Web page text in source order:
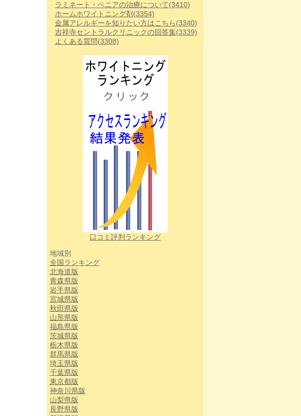
ラミネート・ベニアの治療について(3410)
ホームホワイトニング剤 (3354)
金属アレルギーを知りたい方はこちら(3340)
吉祥寺セントラルクリニックの回答集(3339)
よくある質問(3308)
口コミ評判ランキング
地域別
全国ランキング
北海道版
青森県版
岩手県版
宮城県版
秋田県版
山形県版
福島県版
茨城県版
栃木県版
群馬県版
埼玉県版
千葉県版
東京都版
神奈川県版
山梨県版
長野県版